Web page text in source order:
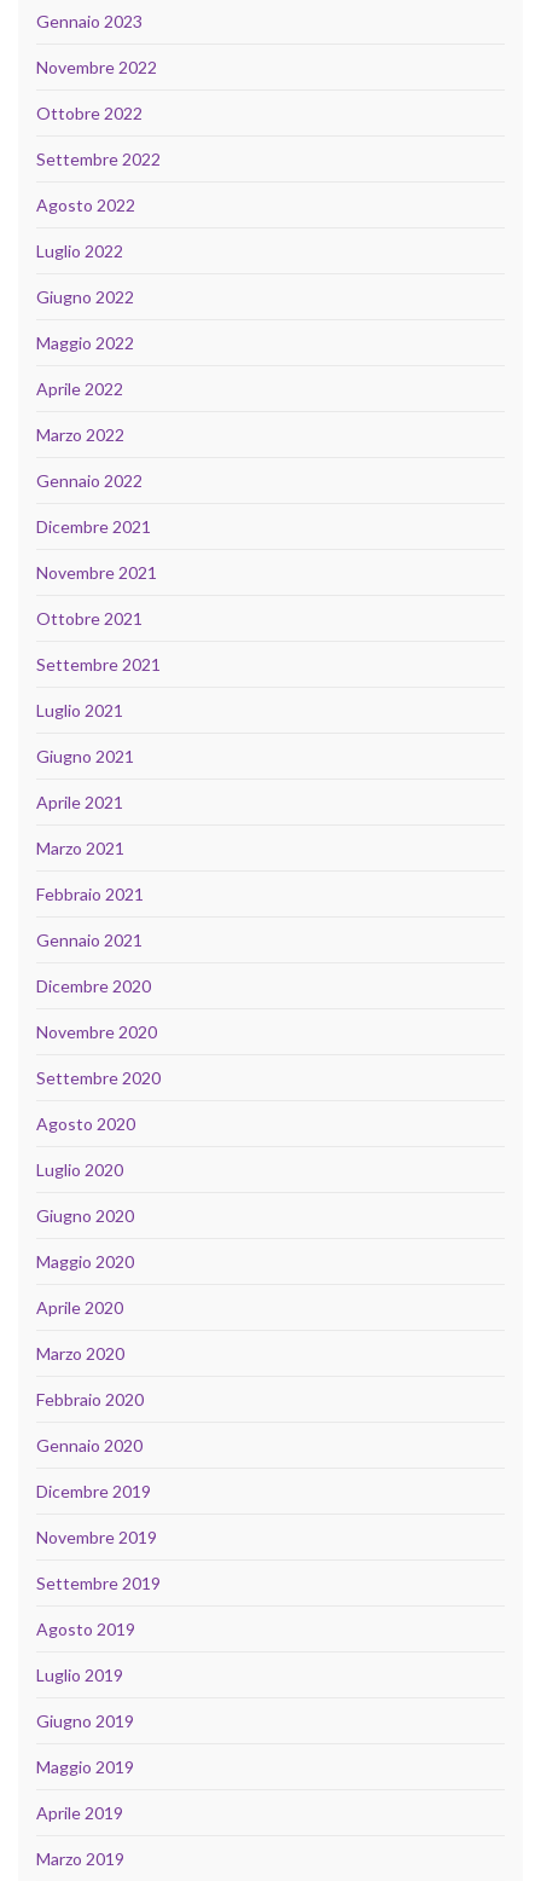
Gennaio 2023
Novembre 2022
Ottobre 2022
Settembre 2022
Agosto 2022
Luglio 2022
Giugno 2022
Maggio 2022
Aprile 2022
Marzo 2022
Gennaio 2022
Dicembre 2021
Novembre 2021
Ottobre 2021
Settembre 2021
Luglio 2021
Giugno 2021
Aprile 2021
Marzo 2021
Febbraio 2021
Gennaio 2021
Dicembre 2020
Novembre 2020
Settembre 2020
Agosto 2020
Luglio 2020
Giugno 2020
Maggio 2020
Aprile 2020
Marzo 2020
Febbraio 2020
Gennaio 2020
Dicembre 2019
Novembre 2019
Settembre 2019
Agosto 2019
Luglio 2019
Giugno 2019
Maggio 2019
Aprile 2019
Marzo 2019